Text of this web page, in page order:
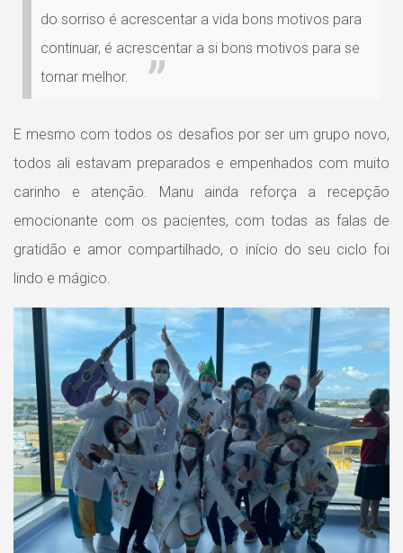
do sorriso é acrescentar a vida bons motivos para
continuar, é acrescentar a si bons motivos para se
tornar melhor.
E mesmo com todos os desafios por ser um grupo novo,
todos ali estavam preparados e empenhados com muito
carinho e atenção. Manu ainda reforça a recepção
emocionante com os pacientes, com todas as falas de
gratidão e amor compartilhado, o início do seu ciclo foi
lindo e mágico.